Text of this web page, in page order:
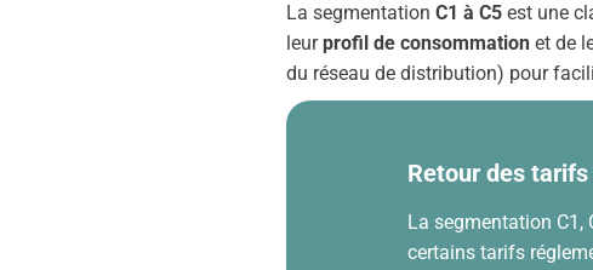
La segmentation C1 à C5 est une
leurprofil de consommation et de
du réseau de distribution) pour
Retour des
La segmentation C1,
certains tarifs